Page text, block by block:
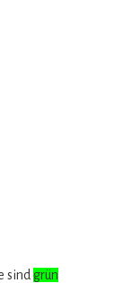
sind grün